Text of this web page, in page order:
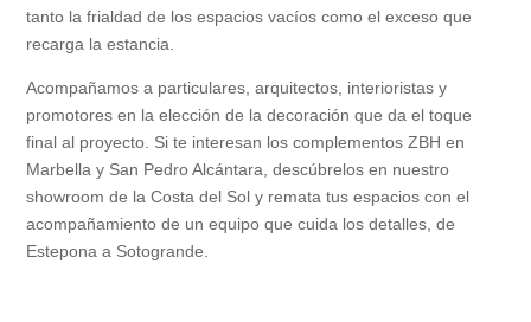
tanto la frialdad de los espacios vacíos como el exceso que
recarga la estancia.
Acompañamos a particulares, arquitectos, interioristas y
promotores en la elección de la decoración que da el toque
final al proyecto. Si te interesan los complementos ZBH en
Marbella y San Pedro Alcántara, descúbrelos en nuestro
showroom de la Costa del Sol y remata tus espacios con el
acompañamiento de un equipo que cuida los detalles, de
Estepona a Sotogrande.